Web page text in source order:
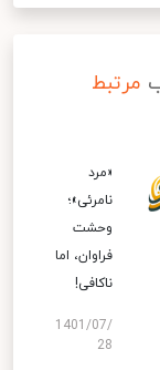
مرتبط
«مرد
نامرئی»؛
وحشت
فراوان، اما
ناکافی!
1401/07/
28